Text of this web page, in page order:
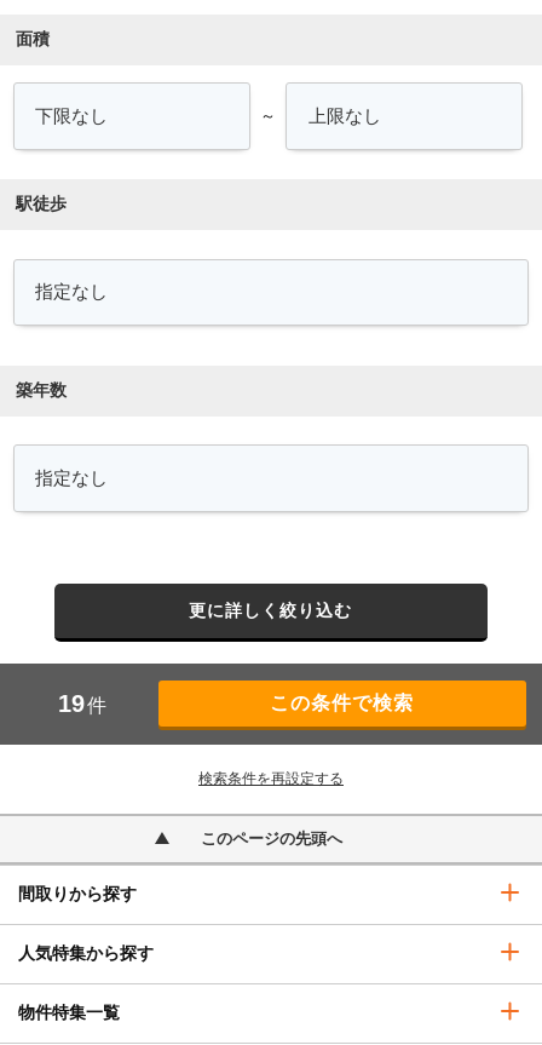
面積
～
駅徒歩
築年数
更に詳しく絞り込む
19件
検索条件を再設定する
このページの先頭へ
間取りから探す
人気特集から探す
物件特集一覧